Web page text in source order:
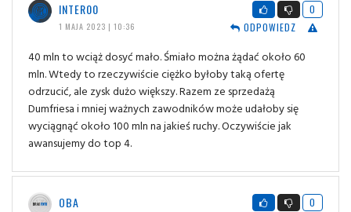
INTER00
1 MAJA 2023 | 10:36
0
ODPOWIEDZ
40 mln to wciąż dosyć mało. Śmiało można żądać około 60
mln. Wtedy to rzeczywiście ciężko byłoby taką ofertę
odrzucić, ale zysk dużo większy. Razem ze sprzedażą
Dumfriesa i mniej ważnych zawodników może udałoby się
wyciągnąć około 100 mln na jakieś ruchy. Oczywiście jak
awansujemy do top 4.
OBA
0